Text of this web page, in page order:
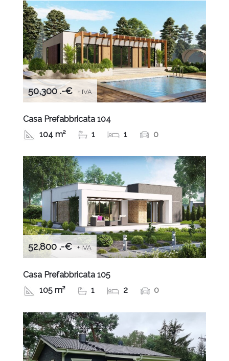
50,300 .-€ + IVA
Casa Prefabbricata 104
104 m²
1 1 0
52,800 .-€ + IVA
Casa Prefabbricata 105
105 m²
1 2 0